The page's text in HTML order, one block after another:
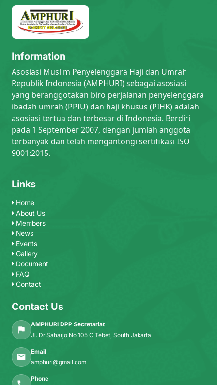
Information
Asosiasi Muslim Penyelenggara Haji dan Umrah
Republik Indonesia (AMPHURI) sebagai asosiasi
yang beranggotakan biro perjalanan penyelenggara
ibadah umrah (PPIU) dan haji khusus (PIHK) adalah
asosiasi tertua dan terbesar di Indonesia. Berdiri
pada 1 September 2007, dengan jumlah anggota
terbanyak dan telah mengantongi sertifikasi ISO
9001:2015.
Links
Home
About Us
Members
News
Events
Gallery
Document
FAQ
Contact
Contact Us
AMPHURI DPP Secretariat
Jl. Dr Saharjo No 105 C Tebet, South Jakarta
Email
amphuri@gmail.com
Phone